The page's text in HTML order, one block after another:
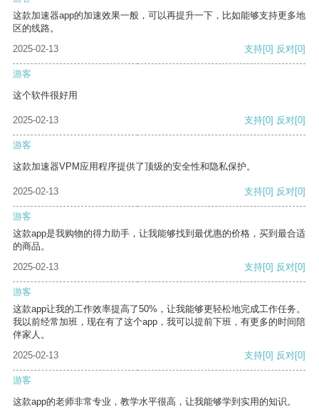
这款加速器app的加速效果一般，可以再提升一下，比如能够支持更多地
区的线路。
2025-02-13
支持[0] 反对[0]
游客
这个软件很好用
2025-02-13 支持[0] 反对[0]
游客
这款加速器VPM应用程序提供了顶级的安全性和隐私保护。
2025-02-13 支持[0] 反对[0]
游客
这款app是我购物的得力助手，让我能够找到最优惠的价格，买到最合适
的商品。
2025-02-13
支持[0] 反对[0]
游客
这款app让我的工作效率提高了50%，让我能够更轻松地完成工作任务。
我以前经常加班，现在有了这个app，我可以提前下班，有更多的时间陪
伴家人。
2025-02-13
支持[0] 反对[0]
游客
这款app的老师非常专业，教学水平很高，让我能够学到实用的知识。